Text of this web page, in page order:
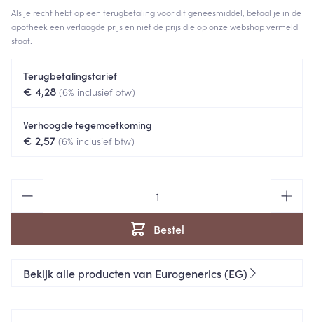
Als je recht hebt op een terugbetaling voor dit geneesmiddel, betaal je in de
apotheek een verlaagde prijs en niet de prijs die op onze webshop vermeld
staat.
Terugbetalingstarief
€ 4,28 (6% inclusief btw)
Verhoogde tegemoetkoming
€ 2,57 (6% inclusief btw)
Bestel
Bekijk alle producten van Eurogenerics (EG)